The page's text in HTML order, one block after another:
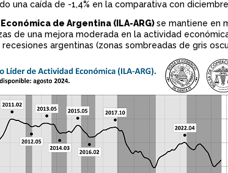
una caída de -1,4% en la comparativa con
de Argentina (ILA-ARG)se mantiene en
de una mejora moderada en la actividad
argentinas (zonas sombreadas de gris